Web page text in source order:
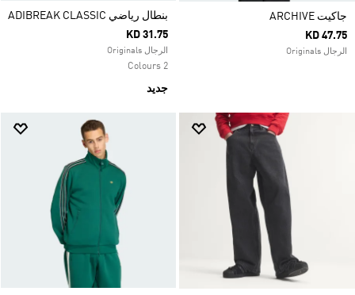
جاكيت ARCHIVE
KD 47.75
الرجال Originals
بنطال رياضي ADIBREAK CLASSIC
KD 31.75
الرجال Originals
2 Colours
جديد